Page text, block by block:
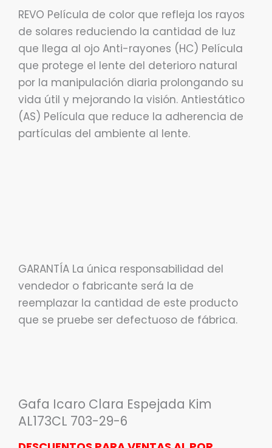
REVO Película de color que refleja los rayos
de solares reduciendo la cantidad de luz
que llega al ojo Anti-rayones (HC) Película
que protege el lente del deterioro natural
por la manipulación diaria prolongando su
vida útil y mejorando la visión. Antiestático
(AS) Película que reduce la adherencia de
partículas del ambiente al lente.
GARANTÍA La única responsabilidad del
vendedor o fabricante será la de
reemplazar la cantidad de este producto
que se pruebe ser defectuoso de fábrica.
Gafa Icaro Clara Espejada Kim
AL173CL 703-29-6